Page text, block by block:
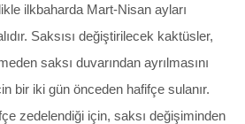
ilkbaharda Mart-Nisan ayları
Saksısı değiştirilecek kaktüsler,
saksı duvarından ayrılmasını
bir iki gün önceden hafifçe sulanır.
zedelendiği için, saksı değişiminden